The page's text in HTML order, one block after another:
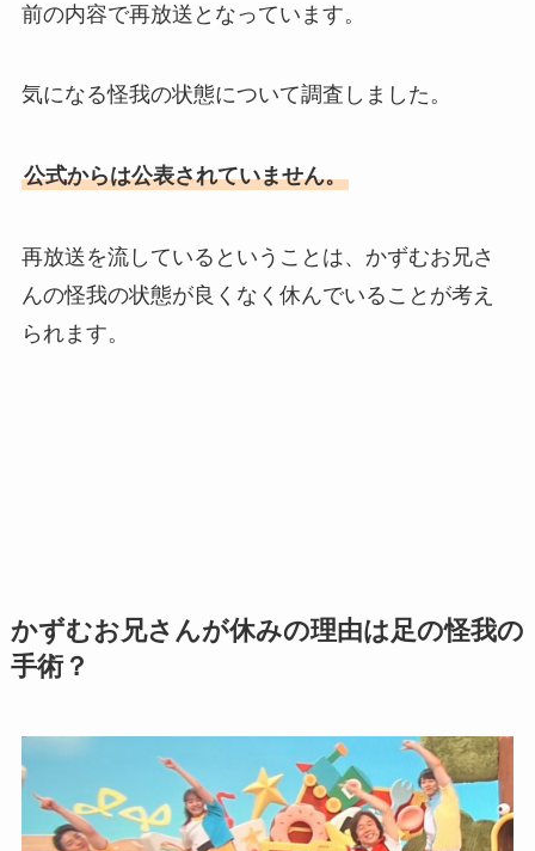
前の内容で再放送となっています。
気になる怪我の状態について調査しました。
公式からは公表されていません。
再放送を流しているということは、かずむお兄さ
んの怪我の状態が良くなく休んでいることが考え
られます。
かずむお兄さんが休みの理由は足の怪我の
手術？